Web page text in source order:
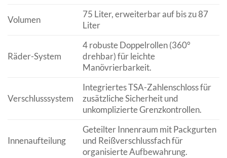
Volumen
75 Liter, erweiterbar auf bis zu 87
Liter
Räder-System
4 robuste Doppelrollen (360°
drehbar) für leichte
Manövrierbarkeit.
Verschlusssystem
Integriertes TSA-Zahlenschloss für
zusätzliche Sicherheit und
unkomplizierte Grenzkontrollen.
Innenaufteilung
Geteilter Innenraum mit Packgurten
und Reißverschlussfach für
organisierte Aufbewahrung.